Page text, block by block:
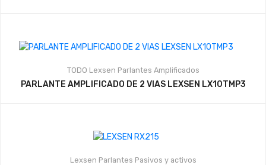
TODO Lexsen Parlantes Amplificados
PARLANTE AMPLIFICADO DE 2 VIAS LEXSEN LX10TMP3
Lexsen Parlantes Pasivos y activos